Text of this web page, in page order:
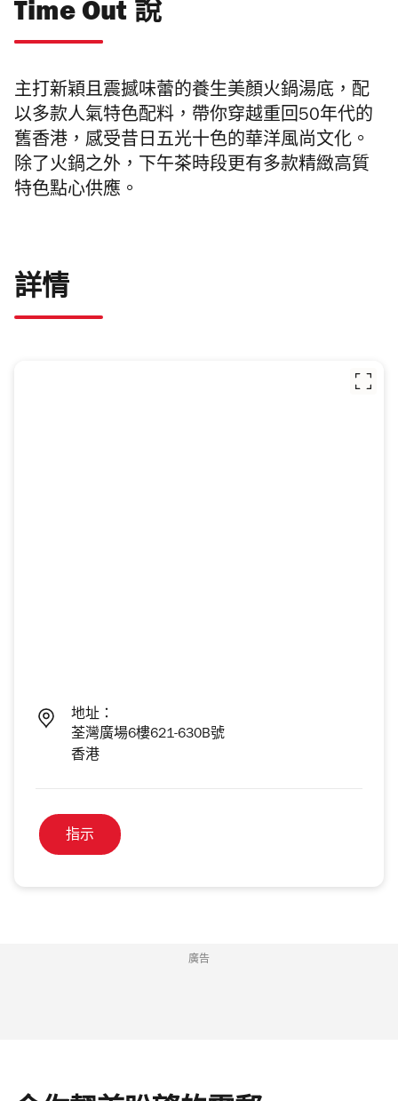
Time Out 說
主打新穎且震撼味蕾的養生美顏火鍋湯底，配
以多款人氣特色配料，帶你穿越重回50年代的
舊香港，感受昔日五光十色的華洋風尚文化。
除了火鍋之外，
下午茶時段更有多款精緻高質
特色點心供應。
詳情
地址：
荃灣廣場6樓621-630B號
香港
指示
廣告